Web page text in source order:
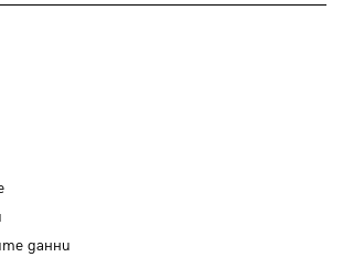
данни